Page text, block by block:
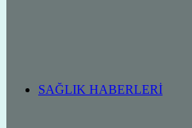
SAĞLIK HABERLERI